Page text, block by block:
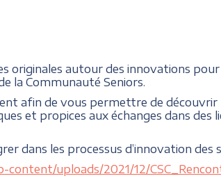
originales autour des innovations
la Communauté Seniors.
afin de vous permettre de
et propices aux échanges dans des
dans les processus d’innovation des
uploads/2021/12/